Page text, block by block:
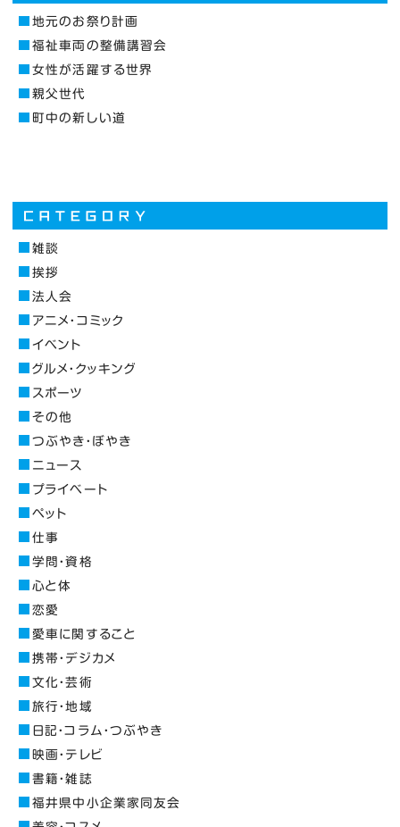
地元のお祭り計画
福祉車両の整備講習会
女性が活躍する世界
親父世代
町中の新しい道
雑談
挨拶
法人会
アニメ・コミック
イベント
グルメ・クッキング
スポーツ
その他
つぶやき・ぼやき
ニュース
プライベート
ペット
仕事
学問・資格
心と体
恋愛
愛車に関すること
携帯・デジカメ
文化・芸術
旅行・地域
日記・コラム・つぶやき
映画・テレビ
書籍・雑誌
福井県中小企業家同友会